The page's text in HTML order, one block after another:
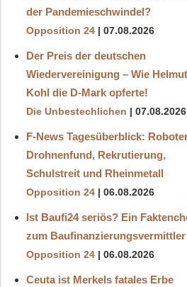
der Pandemieschwindel?
Opposition 24 07.08.2026
Der Preis der deutschen
Wiedervereinigung – Wie Helmut
Kohl die D‑Mark opferte!
Die Unbestechlichen 07.08.2026
F-News Tagesüberblick:
Drohnenfund, Rekrutierung,
Schulstreit und Rheinmetall
Opposition 24 06.08.2026
Ist Baufi24 seriös? Ein
zum Baufinanzierungsvermittler
Opposition 24 06.08.2026
Ceuta ist Merkels fatales Erbe